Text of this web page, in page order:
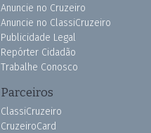
Anuncie no Cruzeiro
Anuncie no ClassiCruzeiro
Publicidade Legal
Repórter Cidadão
Trabalhe Conosco
Parceiros
ClassiCruzeiro
CruzeiroCard